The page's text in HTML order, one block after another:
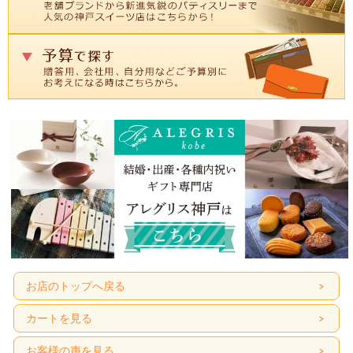
お店のトップへ戻る
カートを見る